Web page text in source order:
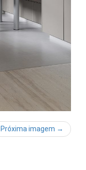
Próxima imagem →